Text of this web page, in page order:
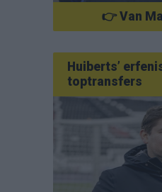
👉 Van
Huiberts’
toptransfers